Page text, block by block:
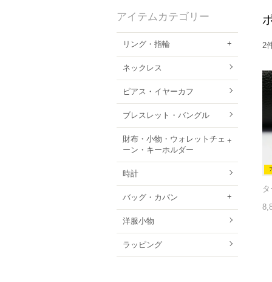
アイテムカテゴリー
リング・指輪
ネックレス
ピアス・イヤーカフ
ブレスレット・バングル
財布・小物・ウォレットチェ
ーン・キーホルダー
時計
バッグ・カバン
洋服小物
ラッピング
2